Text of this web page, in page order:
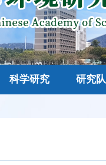
科学研究 研究